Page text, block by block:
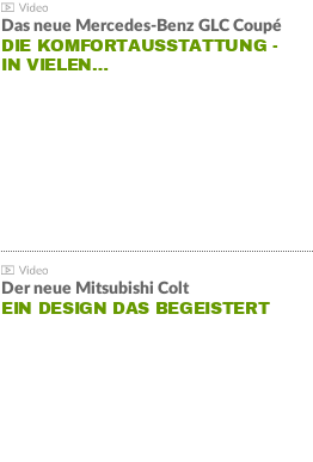
Das neue Mercedes-Benz GLC Coupé
DIE KOMFORTAUSSTATTUNG -
IN VIELEN…
Der neue Mitsubishi Colt
EIN DESIGN DAS BEGEISTERT